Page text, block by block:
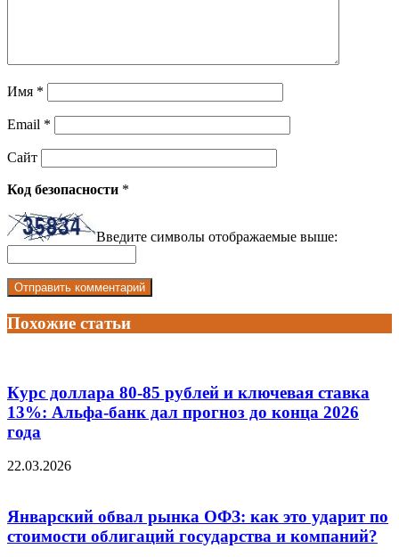
Имя *
Email *
Сайт
Код безопасности *
Введите символы отображаемые выше:
Похожие статьи
Курс доллара 80-85 рублей и ключевая ставка
13%: Альфа-банк дал прогноз до конца 2026
года
22.03.2026
Январский обвал рынка ОФЗ: как это ударит по
стоимости облигаций государства и компаний?